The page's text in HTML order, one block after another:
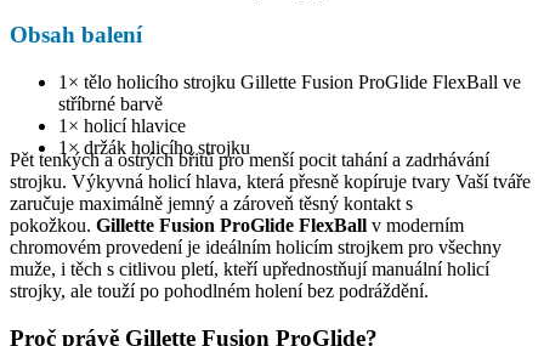
Obsah balení
1× tělo holicího strojku Gillette Fusion ProGlide FlexBall ve
stříbrné barvě
1× holicí hlavice
1× držák holicího strojku
Pět tenkých a ostrých břitů pro menší pocit tahání a zadrhávání
strojku. Výkyvná holicí hlava, která přesně kopíruje tvary Vaší tváře
zaručuje maximálně jemný a zároveň těsný kontakt s
pokožkou. Gillette Fusion ProGlide FlexBall v moderním
chromovém provedení je ideálním holicím strojkem pro všechny
muže, i těch s citlivou pletí, kteří upřednostňují manuální holicí
strojky, ale touží po pohodlném holení bez podráždění.
Proč právě Gillette Fusion ProGlide?